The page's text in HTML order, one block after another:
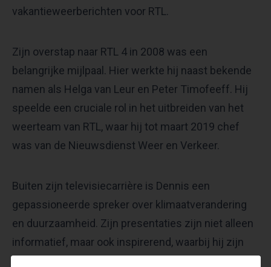
vakantieweerberichten voor RTL.
Zijn overstap naar RTL 4 in 2008 was een
belangrijke mijlpaal. Hier werkte hij naast bekende
namen als Helga van Leur en Peter Timofeeff. Hij
speelde een cruciale rol in het uitbreiden van het
weerteam van RTL, waar hij tot maart 2019 chef
was van de Nieuwsdienst Weer en Verkeer.
Buiten zijn televisiecarrière is Dennis een
gepassioneerde spreker over klimaatverandering
en duurzaamheid. Zijn presentaties zijn niet alleen
informatief, maar ook inspirerend, waarbij hij zijn